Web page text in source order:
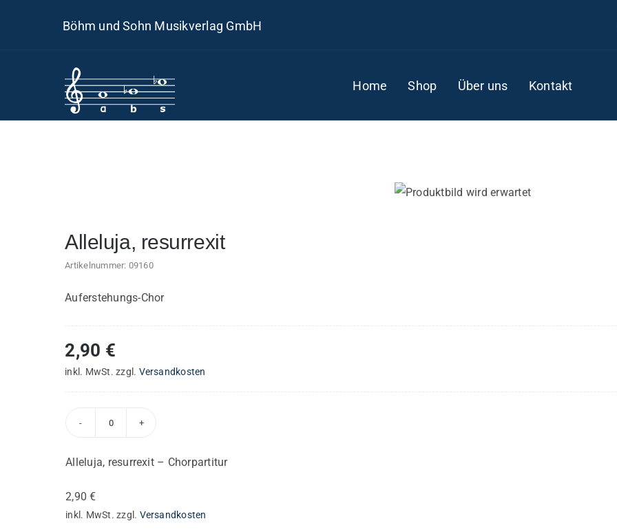
Böhm und Sohn Musikverlag GmbH
Home Shop Über uns Kontakt
Alleluja, resurrexit
Artikelnummer: 09160
Auferstehungs-Chor
2,90 €
inkl. MwSt. zzgl. Versandkosten
Menge
Alleluja, resurrexit – Chorpartitur
2,90€
inkl. MwSt. zzgl. Versandkosten